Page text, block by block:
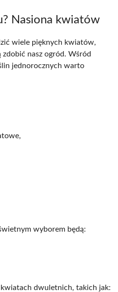
Nasiona kwiatów
wiele pięknych kwiatów,
zdobić nasz ogród. Wśród
jednorocznych warto
wyborem będą:
dwuletnich, takich jak: